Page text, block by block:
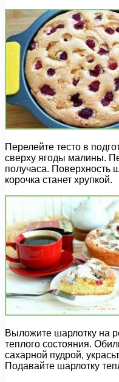
Перелейте тесто в
сверху ягоды малины.
получаса. Поверхность
корочка станет хрупкой.
Выложите шарлотку на
теплого состояния.
сахарной пудрой,
Подавайте шарлотку